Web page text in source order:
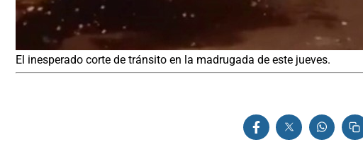
El inesperado corte de tránsito en la madrugada de este jueves.